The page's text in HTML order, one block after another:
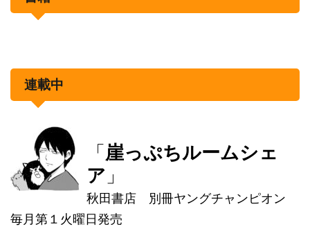
連載中
「崖っぷちルームシェ
ア 」
秋田書店 別冊ヤングチャンピオン
毎月第１火曜日発売